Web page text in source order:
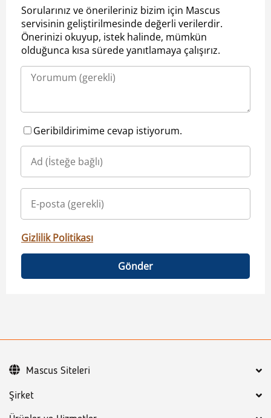
Sorularınız ve önerileriniz bizim için Mascus
servisinin geliştirilmesinde değerli verilerdir.
Önerinizi okuyup, istek halinde, mümkün
olduğunca kısa sürede yanıtlamaya çalışırız.
Geribildirimime cevap istiyorum.
Gizlilik Politikası
Gönder
Şirket
Mascus Siteleri